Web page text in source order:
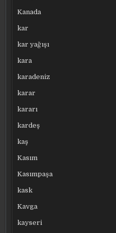
Kanada
kar
kar yağışı
kara
karadeniz
karar
kararı
kardeş
kaş
Kasım
Kasımpaşa
kask
Kavga
kayseri